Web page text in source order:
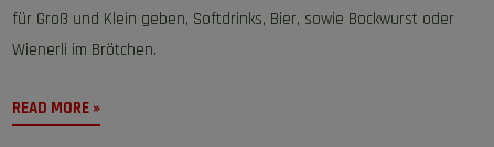
für Groß und Klein geben, Softdrinks, Bier, sowie Bockwurst oder
Wienerli im Brötchen.
READ MORE »